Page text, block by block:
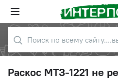
Раскос МТЗ-1221 не